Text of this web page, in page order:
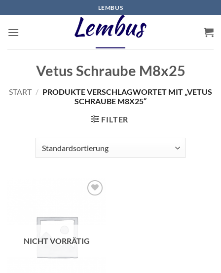
Inhalt
springen
LEMBUS
Vetus Schraube M8x25
START / PRODUKTE VERSCHLAGWORTET MIT „VETUS
SCHRAUBE M8X25“
FILTER
NICHT VORRÄTIG